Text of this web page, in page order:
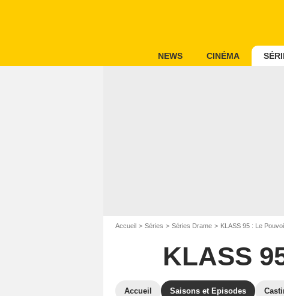
NEWS CINÉMA
Accueil Séries Séries Drame KLASS 95 : Le
KLASS
Accueil Saisons et Episodes